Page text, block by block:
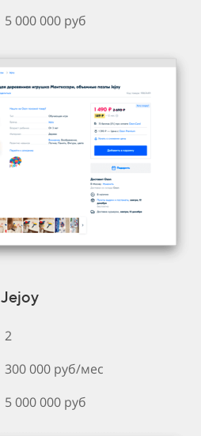
5 000 000 руб
Jejoy
2
300 000 руб/мес
5 000 000 руб